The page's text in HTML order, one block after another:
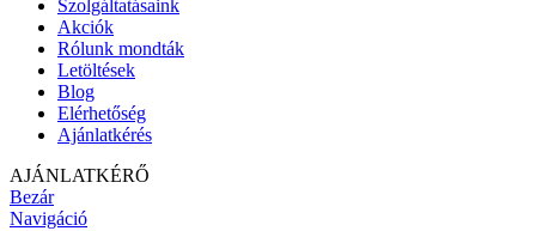
Szolgáltatásaink
Akciók
Rólunk mondták
Letöltések
Blog
Elérhetőség
Ajánlatkérés
AJÁNLATKÉRŐ
Bezár
Navigáció